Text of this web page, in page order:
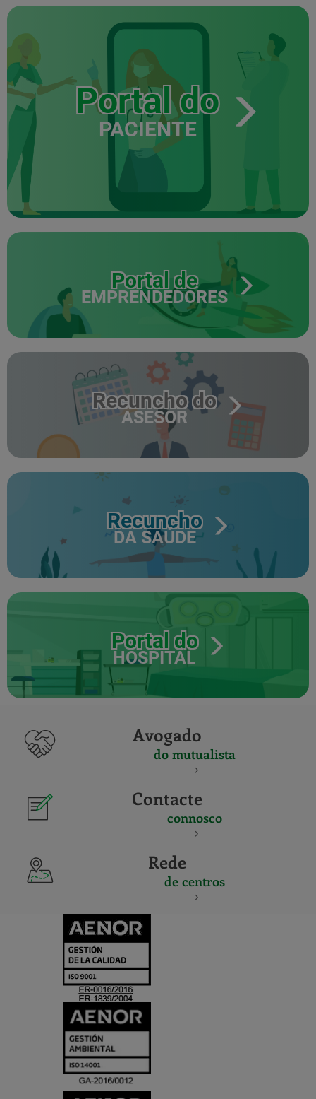
Portal do
PACIENTE
Portal de
EMPRENDEDORES
Recuncho do
ASESOR
Recuncho
DA SAÚDE
Portal do
HOSPITAL
Avogado
do mutualista
Contacte
connosco
Rede
de centros